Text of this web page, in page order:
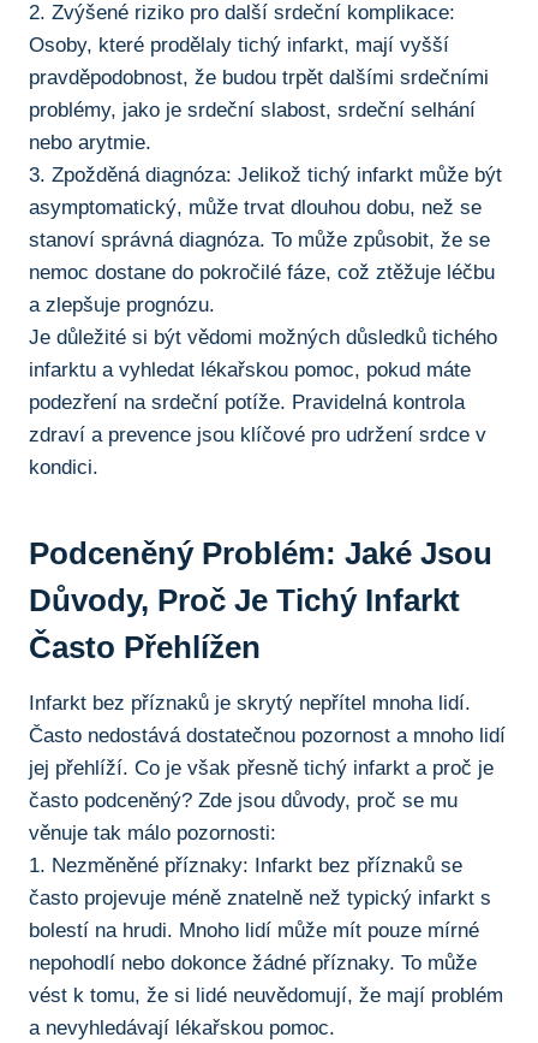
2. Zvýšené riziko pro další srdeční⁢ komplikace:
Osoby, které prodělaly tichý infarkt, mají vyšší
pravděpodobnost, že budou trpět dalšími srdečními
problémy, jako je srdeční slabost, srdeční selhání
nebo arytmie.
3. Zpožděná diagnóza: Jelikož tichý infarkt může ⁤být
asymptomatický, může trvat dlouhou dobu, než ⁤se
stanoví správná diagnóza.⁢ To může způsobit, že se
nemoc dostane do ⁣pokročilé fáze, což ztěžuje léčbu
a zlepšuje⁣ prognózu.
Je důležité si být vědomi možných důsledků⁣ tichého
infarktu a vyhledat lékařskou​ pomoc, pokud máte
podezření ​na srdeční potíže. Pravidelná kontrola
zdraví a prevence jsou klíčové pro udržení srdce v
‍kondici.
Podceněný Problém: Jaké Jsou
Důvody, ​proč Je Tichý Infarkt
Často Přehlížen
Infarkt bez příznaků je skrytý nepřítel mnoha lidí.
Často nedostává ​dostatečnou pozornost a mnoho lidí
jej přehlíží. Co je však přesně tichý infarkt a proč je
často podceněný? Zde jsou důvody, proč se mu
věnuje⁢ tak ‍málo ⁢pozornosti:
1. Nezměněné příznaky: Infarkt bez příznaků se
často projevuje méně znatelně než typický infarkt s
bolestí na⁣ hrudi. Mnoho lidí může mít pouze ⁣mírné
nepohodlí nebo dokonce žádné příznaky. To může
vést k tomu, že si lidé neuvědomují, že mají ​problém
a nevyhledávají lékařskou pomoc.